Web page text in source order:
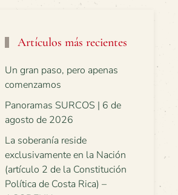
Artículos más recientes
Un gran paso, pero apenas
comenzamos
Panoramas SURCOS | 6 de
agosto de 2026
La soberanía reside
exclusivamente en la Nación
(artículo 2 de la Constitución
Política de Costa Rica) –